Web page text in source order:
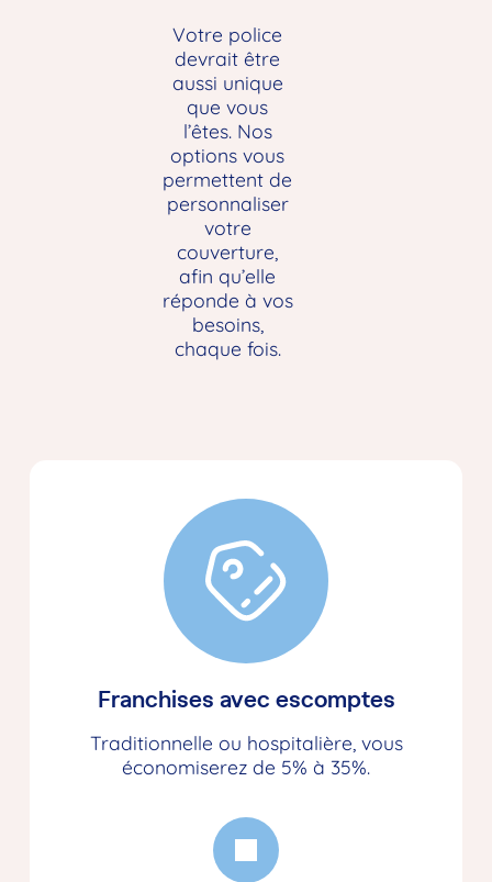
Votre police
devrait être
aussi unique
que vous
l’êtes. Nos
options vous
permettent de
personnaliser
votre
couverture,
afin qu’elle
réponde à vos
besoins,
chaque fois.
Franchises avec escomptes
Traditionnelle ou hospitalière, vous
économiserez de 5% à 35%.